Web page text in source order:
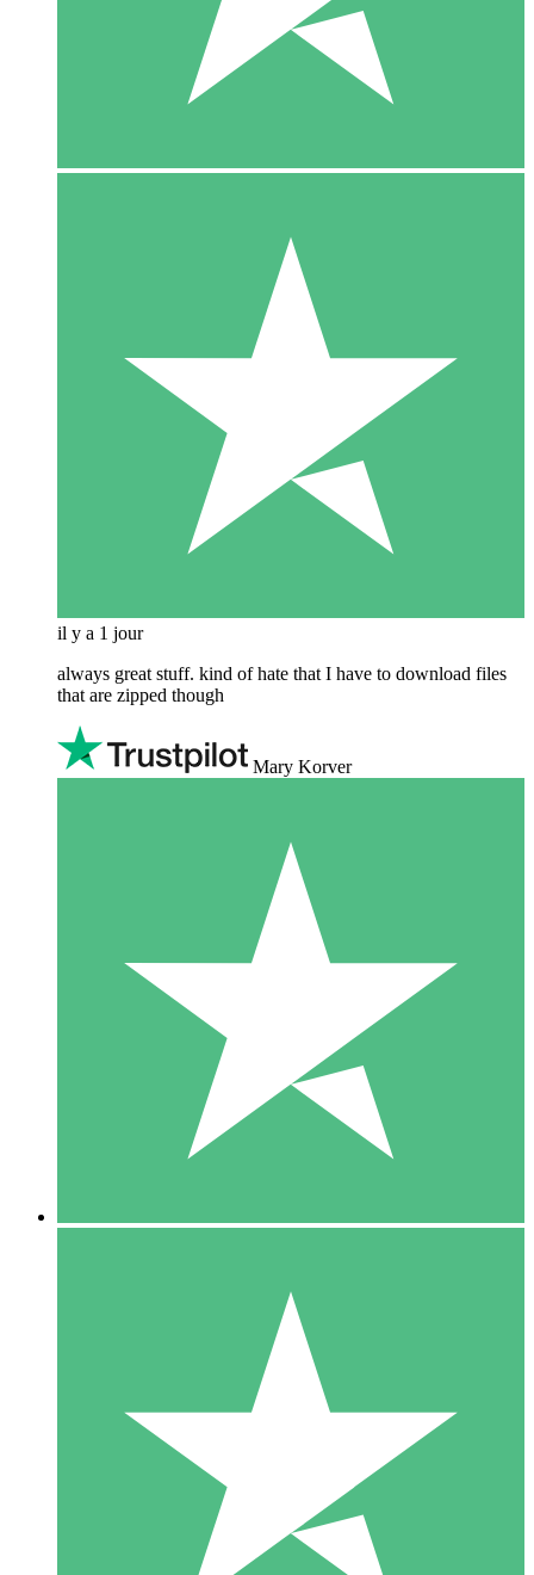
il y a 1 jour
always great stuff. kind of hate that I have to download files
that are zipped though
Mary Korver